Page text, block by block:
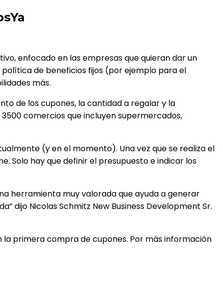
enfocado en las empresas que quieran dar un
de beneficios fijos (por ejemplo para el
más.
de los cupones, la cantidad a regalar y la
comercios que incluyen supermercados,
(y en el momento). Una vez que se realiza el
Solo hay que definir el presupuesto e indicar los
herramienta muy valorada que ayuda a generar
dijo Nicolas Schmitz New Business Development Sr.
la primera compra de cupones. Por más información